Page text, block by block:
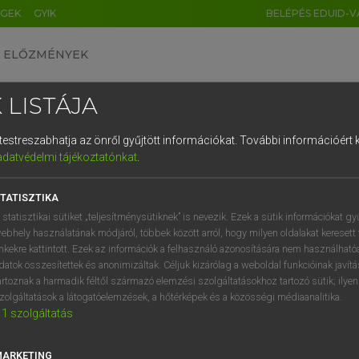
GYIK BELÉPÉS EDUID-
ELŐZMÉNYEK
nagyszótár
VAN ELŐFIZETÉSED?
megtekintéséhez.
LISTÁJA
az önről gyűjtött információkat. További információért
tájékoztatónkat.
statisztikai sütiket „teljesítménysütiknek” is nevezik. Ezek a sütik információkat
használatának módjáról, többek között arról, hogy milyen oldalakat keresett
kattintott. Ezek az információk a felhasználó azonosítására nem
összesítettek és anonimizáltak. Céljuk kizárólag a weboldal funkcióinak
a harmadik féltől származó elemzési szolgáltatásokhoz tartozó sütik;
a látogatóelemzések, a hőtérképek és a közösségi médiaanalitika.
1 szolgáltatás
DE CN FR ES IT NL
1 2 3 4 5 6 7 8 9
q w e r t z u i
a s d f g h j k l é
í y x c v b n m , .